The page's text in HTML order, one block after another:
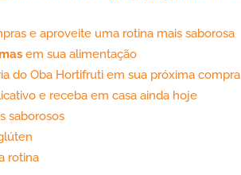
e aproveite uma rotina mais saborosa
em sua alimentação
do Oba Hortifruti em sua próxima compra
e receba em casa ainda hoje
saborosos
rotina